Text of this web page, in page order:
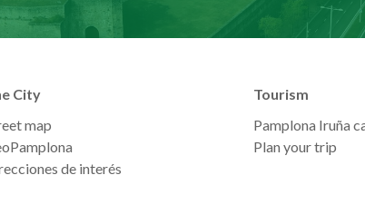
City
map
de interés
Tourism
Pamplona Iruña
Plan your trip